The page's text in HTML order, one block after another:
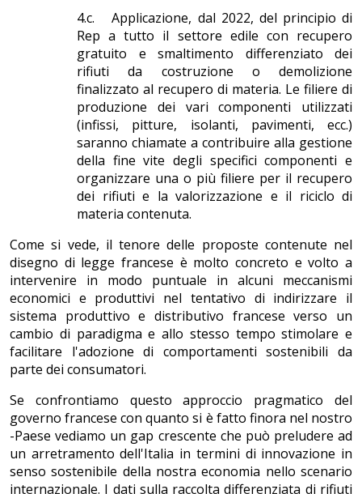
4.c. Applicazione, dal 2022, del principio di
Rep a tutto il settore edile con recupero
gratuito e smaltimento differenziato dei
rifiuti da costruzione o demolizione
finalizzato al recupero di materia. Le filiere di
produzione dei vari componenti utilizzati
(infissi, pitture, isolanti, pavimenti, ecc.)
saranno chiamate a contribuire alla gestione
della fine vite degli specifici componenti e
organizzare una o più filiere per il recupero
dei rifiuti e la valorizzazione e il riciclo di
materia contenuta.
Come si vede, il tenore delle proposte contenute nel
disegno di legge francese è molto concreto e volto a
intervenire in modo puntuale in alcuni meccanismi
economici e produttivi nel tentativo di indirizzare il
sistema produttivo e distributivo francese verso un
cambio di paradigma e allo stesso tempo stimolare e
facilitare l'adozione di comportamenti sostenibili da
parte dei consumatori.
Se confrontiamo questo approccio pragmatico del
governo francese con quanto si è fatto finora nel nostro
-Paese vediamo un gap crescente che può preludere ad
un arretramento dell'Italia in termini di innovazione in
senso sostenibile della nostra economia nello scenario
internazionale. I dati sulla raccolta differenziata di rifiuti